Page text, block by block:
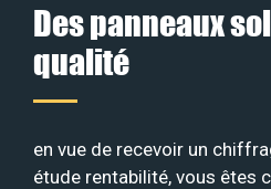
Des panneaux
qualité
en vue de recevoir un
étude rentabilité, vous êtes